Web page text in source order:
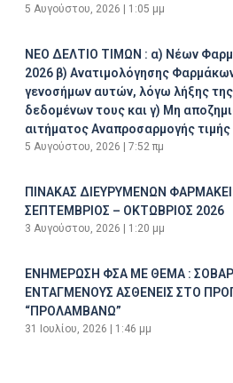
5 Αυγούστου, 2026 1:05 μμ
ΝΕΟ ΔΕΛΤΙΟ ΤΙΜΩΝ : α) Νέων
2026 β) Ανατιμολόγησης
γενοσήμων αυτών, λόγω λήξης
δεδομένων τους και γ) Μη
αιτήματος Αναπροσαρμογής τιμής
5 Αυγούστου, 2026 7:52 πμ
ΠΙΝΑΚΑΣ ΔΙΕΥΡΥΜΕΝΩΝ
ΣΕΠΤΕΜΒΡΙΟΣ – ΟΚΤΩΒΡΙΟΣ 2026
3 Αυγούστου, 2026 1:20 μμ
ΕΝΗΜΕΡΩΣΗ ΦΣΑ ΜΕ ΘΕΜΑ :
ΕΝΤΑΓΜΕΝΟΥΣ ΑΣΘΕΝΕΙΣ ΣΤΟ
“ΠΡΟΛΑΜΒΑΝΩ”
31 Ιουλίου, 2026 1:46 μμ